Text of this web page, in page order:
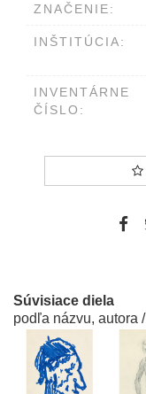
ZNAČENIE:
INŠTITÚCIA:
INVENTÁRNE
ČÍSLO:
Súvisiace diela
podľa názvu, autora